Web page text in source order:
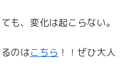
も、変化は起こらない。
のはこちら ！！ぜひ大人